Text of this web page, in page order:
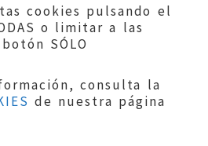
cookies pulsando el
o limitar a las
SÓLO
consulta la
de nuestra página
de privacidad|